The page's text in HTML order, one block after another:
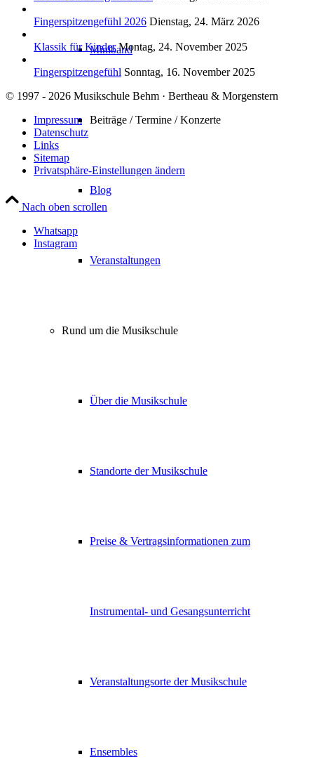
Miniband
Beiträge / Termine / Konzerte
Blog
Veranstaltungen
Rund um die Musikschule
Über die Musikschule
Standorte der Musikschule
Preise & Vertragsinformationen zum
Instrumental- und Gesangsunterricht
Veranstaltungsorte der Musikschule
Ensembles
Fingerspitzengefühl 2026 Dienstag, 24. März 2026
Klassik für KinderMontag, 24. November 2025
Fingerspitzengefühl Sonntag, 16. November 2025
© 1997 - 2026 Musikschule Behm · Bertheau & Morgenstern
Impressum
Datenschutz
Links
Sitemap
Privatsphäre-Einstellungen ändern
Nach oben scrollen
Whatsapp
Instagram